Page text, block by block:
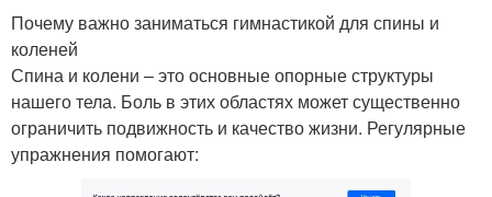
Почему важно заниматься гимнастикой для спины и
коленей
Спина и колени – это основные опорные структуры
нашего тела. Боль в этих областях может существенно
ограничить подвижность и качество жизни. Регулярные
упражнения помогают: